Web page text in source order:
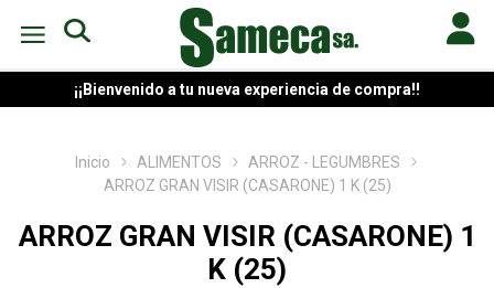
¡¡Bienvenido a tu nueva experiencia de compra!!
Inicio ALIMENTOS
ARROZ - LEGUMBRES
ARROZ GRAN VISIR (CASARONE) 1 K (25)
ARROZ GRAN VISIR (CASARONE) 1
K (25)